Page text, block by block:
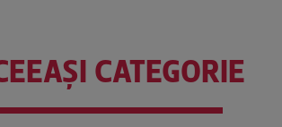
CATEGORIE